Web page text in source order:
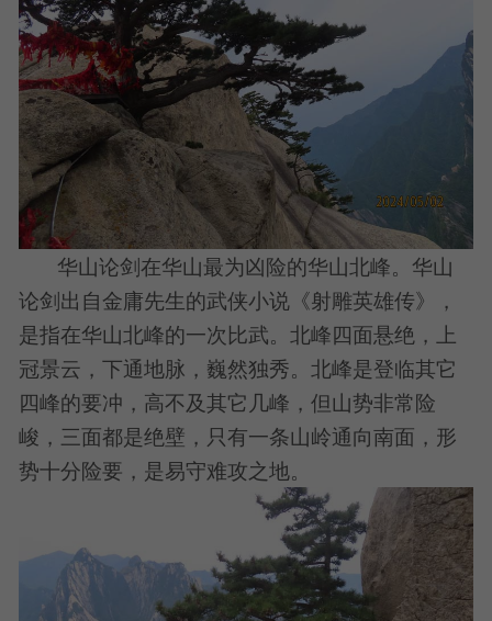
华山论剑在华山最为凶险的华山北峰。华山
论剑出自金庸先生的武侠小说《射雕英雄传》，
是指在华山北峰的一次比武。北峰四面悬绝，上
冠景云，下通地脉，巍然独秀。北峰是登临其它
四峰的要冲，高不及其它几峰，但山势非常险
峻，三面都是绝壁，只有一条山岭通向南面，形
势十分险要，是易守难攻之地。